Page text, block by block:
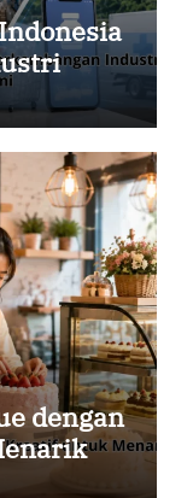
dengan